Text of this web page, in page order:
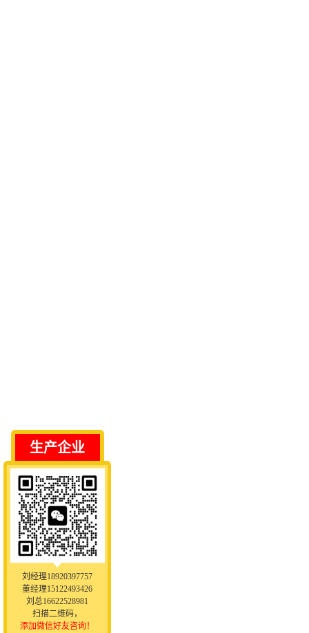
生产企业
刘经理18920397757
董经理15122493426
刘总16622528981
扫描二维码，
添加微信好友咨询！